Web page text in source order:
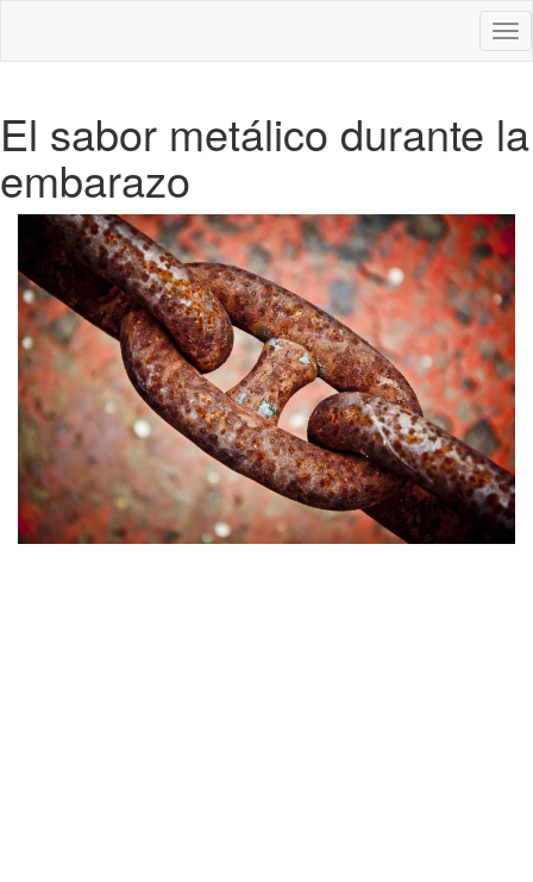
El sabor metálico durante la
embarazo